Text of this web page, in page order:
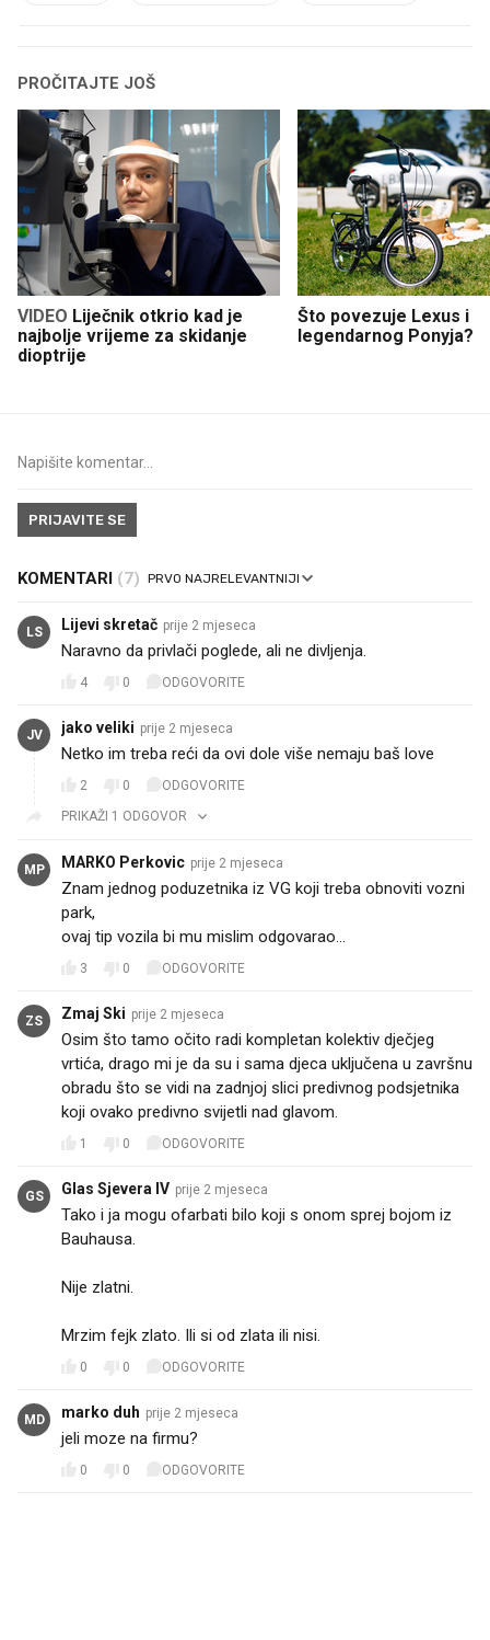
PROČITAJTE JOŠ
VIDEO
najbolje vrijeme za skidanje
dioptrije
Što povezuje Lexus i
legendarnog Ponyja?
PRIJAVITE SE
KOMENTARI (7)
LS Lijevi skretač prije 2 mjeseca
Naravno da privlači poglede, ali ne divljenja.
4 0 ODGOVORITE
JV jako veliki prije 2 mjeseca
Netko im treba reći da ovi dole više nemaju baš love
2 0
ODGOVORITE
PRIKAŽI 1 ODGOVOR
MP MARKO Perkovic prije 2 mjeseca
Znam jednog poduzetnika iz VG koji treba obnoviti vozni
park,
ovaj tip vozila bi mu mislim odgovarao...
3 0 ODGOVORITE
ZS Zmaj Ski prije 2 mjeseca
Osim što tamo očito radi kompletan kolektiv dječjeg
vrtića, drago mi je da su i sama djeca uključena u završnu
obradu što se vidi na zadnjoj slici predivnog podsjetnika
koji ovako predivno svijetli nad glavom.
1 0 ODGOVORITE
GS Glas Sjevera IV prije 2 mjeseca
Tako i ja mogu ofarbati bilo koji s onom sprej bojom iz
Bauhausa.
Nije zlatni.
Mrzim fejk zlato. Ili si od zlata ili nisi.
0 0 ODGOVORITE
MD marko duh prije 2 mjeseca
jeli moze na firmu?
0 0 ODGOVORITE